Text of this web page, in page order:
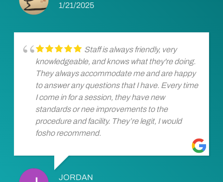
1/21/2025
Staff is always friendly, very
knowledgeable, and knows what they're doing.
They always accommodate me and are happy
to answer any questions that I have. Every time
I come in for a session, they have new
standards or nee improvements to the
procedure and facility. They’re legit, I would
fosho recommend.
JORDAN